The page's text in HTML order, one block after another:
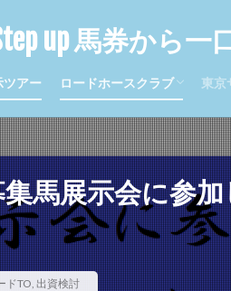
up 馬券から一
ツアー ロードホースクラブ
ロードエクスプレス
メリディアン
ロードシュトローム
東京
ル
馬展示会に参
ドTO, 出資検討
タ ディエルメス デビュー
トローム ロードジパング
デスプワール ヴィジュネル 一口
東サラ 牝馬限定 現地応援
検索